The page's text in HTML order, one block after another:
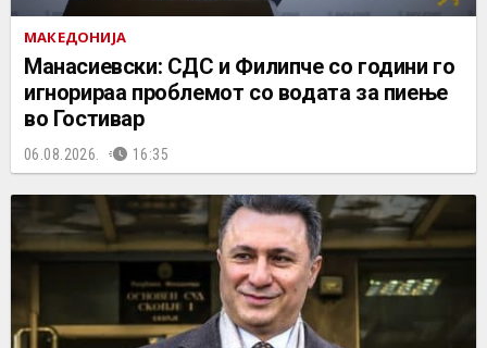
МАКЕДОНИЈА
Манасиевски: СДС и Филипче со години го
игнорираа проблемот со водата за пиење
во Гостивар
06.08.2026. 16:35